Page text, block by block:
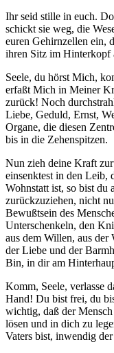
Ihr seid stille in euch.
schickt sie weg, die
euren Gehirnzellen ein,
ihren Sitz im Hinterkopf
Seele, du hörst Mich,
erfaßt Mich in Meiner
zurück! Noch
Liebe, Geduld, Ernst,
Organe, die diesen
bis in die Zehenspitzen.
Nun zieh deine Kraft
einsenktest in den Leib,
Wohnstatt ist, so bist du
zurückzuziehen, nicht
Bewußtsein des
Unterschenkeln, den
aus dem Willen, aus der
der Liebe und der
Bin, in dir am
Komm, Seele, verlasse
Hand! Du bist frei, du
wichtig, daß der
lösen und in dich zu
Vaters bist, inwendig